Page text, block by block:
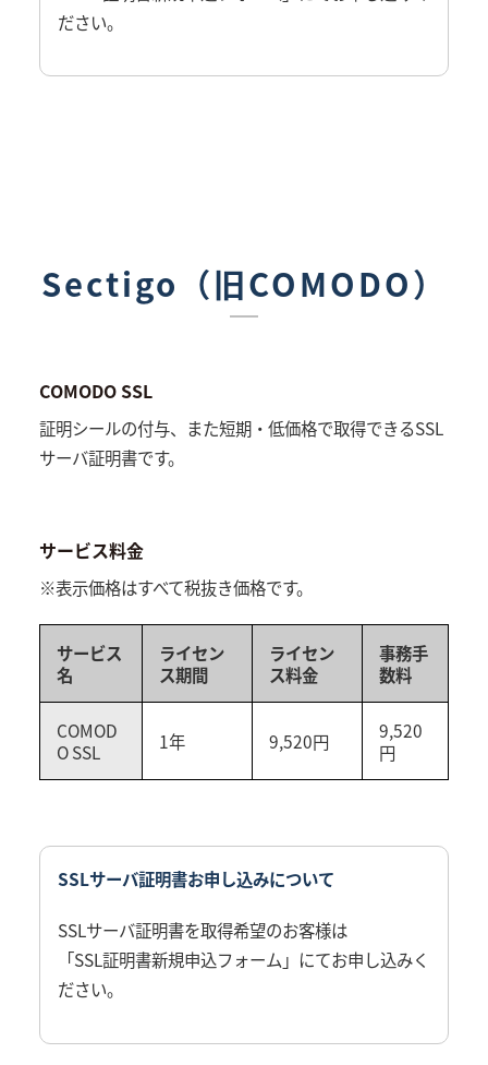
ださい。
Sectigo（旧COMODO）
COMODO SSL
証明シールの付与、また短期・低価格で取得できるSSL
サーバ証明書です。
サービス料金
※表示価格はすべて税抜き価格です。
サービス
名
ライセン
ス期間
ライセン
ス料金
事務手
数料
COMOD
O SSL
1年 9,520円
9,520
円
SSLサーバ証明書お申し込みについて
SSLサーバ証明書を取得希望のお客様は
「SSL証明書新規申込フォーム」 にてお申し込みく
ださい。